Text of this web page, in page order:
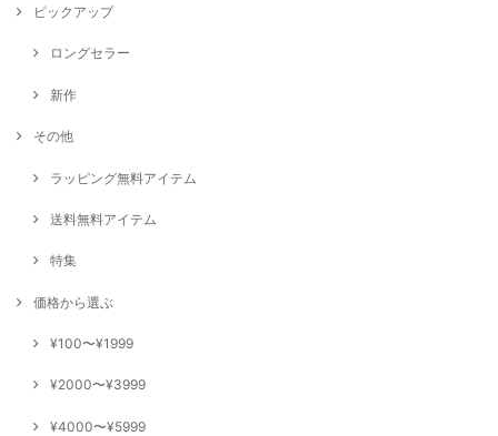
ピックアップ
ロングセラー
新作
その他
ラッピング無料アイテム
送料無料アイテム
特集
価格から選ぶ
¥100〜¥1999
¥2000〜¥3999
¥4000〜¥5999